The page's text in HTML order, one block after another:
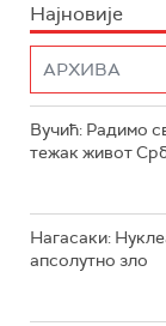
Најновије
Вучић: Радимо
тежак живот
Нагасаки:
апсолутно зло